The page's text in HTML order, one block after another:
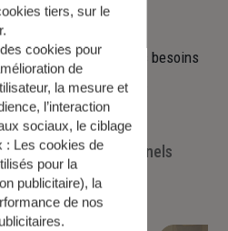
pour sécuriser vos besoins
ceux de demain.
Pour les professionnels
tiers, sur le
cookies pour
de
la mesure et
l’interaction
sociaux, le ciblage
: Les cookies de
pour la
publicitaire), la
de nos